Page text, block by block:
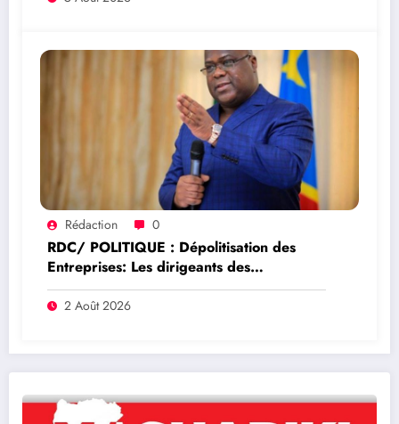
Rédaction 0
RDC/ POLITIQUE : Dépolitisation des
Entreprises: Les dirigeants des
entreprises publiques bientôt recrutés par
concours
2 Août 2026